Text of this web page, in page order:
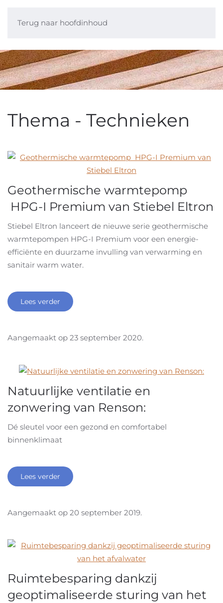
Terug naar hoofdinhoud
Thema - Technieken
Geothermische warmtepomp
HPG-I Premium van Stiebel Eltron
Stiebel Eltron lanceert de nieuwe serie geothermische
warmtepompen HPG-I Premium voor een energie-
efficiënte en duurzame invulling van verwarming en
sanitair warm water.
Lees verder
Aangemaakt op 23 september 2020.
Natuurlijke ventilatie en
zonwering van Renson:
Dé sleutel voor een gezond en comfortabel
binnenklimaat
Lees verder
Aangemaakt op 20 september 2019.
Ruimtebesparing dankzij
geoptimaliseerde sturing van het